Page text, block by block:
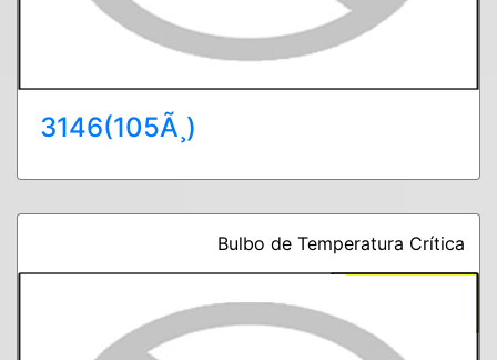
3146(105Ã¸)
Bulbo de Temperatura Crítica